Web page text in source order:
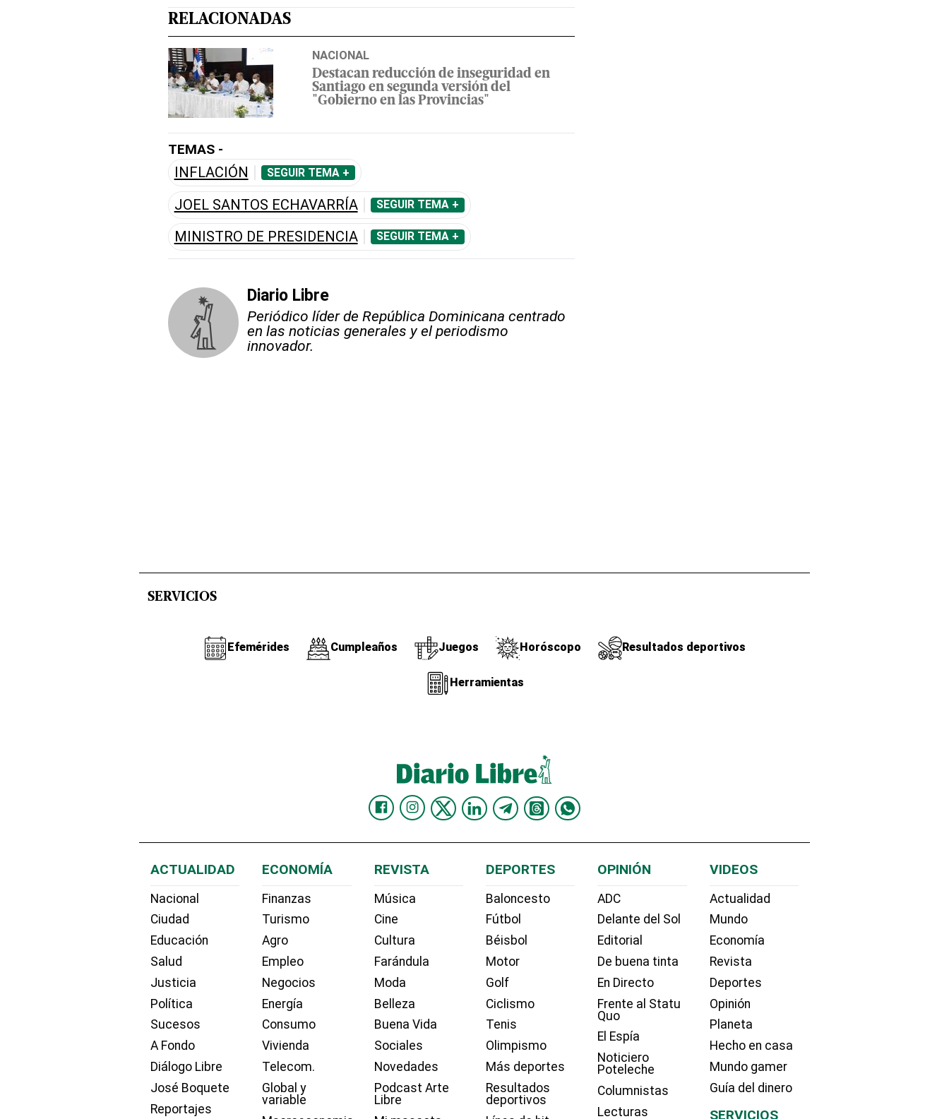
RELACIONADAS
NACIONAL
Destacan reducción de inseguridad en
Santiago en segunda versión del
"Gobierno en las Provincias"
TEMAS -
INFLACIÓN SEGUIR TEMA +
JOEL SANTOS ECHAVARRÍA SEGUIR TEMA +
MINISTRO DE PRESIDENCIA SEGUIR TEMA +
Diario Libre
Periódico líder de República Dominicana centrado
en las noticias generales y el periodismo
innovador.
SERVICIOS
Efemérides Cumpleaños Juegos Horóscopo Resultados deportivos
Herramientas
ACTUALIDAD
Nacional
Ciudad
Educación
Salud
Justicia
Política
Sucesos
A Fondo
Diálogo Libre
José Boquete
Reportajes
ECONOMÍA
Finanzas
Turismo
Agro
Empleo
Negocios
Energía
Consumo
Vivienda
Telecom.
Global y
variable
REVISTA
Música
Cine
Cultura
Farándula
Moda
Belleza
Buena Vida
Sociales
Novedades
Podcast Arte
Libre
DEPORTES
Baloncesto
Fútbol
Béisbol
Motor
Golf
Ciclismo
Tenis
Olimpismo
Más deportes
Resultados
deportivos
OPINIÓN
ADC
Delante del Sol
Editorial
De buena tinta
En Directo
Frente al Statu
Quo
El Espía
Noticiero
Poteleche
Columnistas
Lecturas
VIDEOS
Actualidad
Mundo
Economía
Revista
Deportes
Opinión
Planeta
Hecho en casa
Mundo gamer
Guía del dinero
SERVICIOS